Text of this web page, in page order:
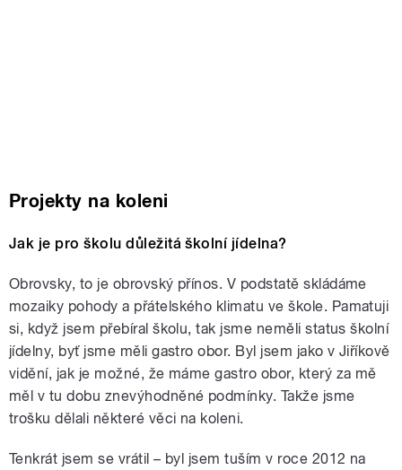
Projekty na koleni
Jak je pro školu důležitá školní jídelna?
Obrovsky, to je obrovský přínos. V podstatě skládáme
mozaiky pohody a přátelského klimatu ve škole. Pamatuji
si, když jsem přebíral školu, tak jsme neměli status školní
jídelny, byť jsme měli gastro obor. Byl jsem jako v Jiříkově
vidění, jak je možné, že máme gastro obor, který za mě
měl v tu dobu znevýhodněné podmínky. Takže jsme
trošku dělali některé věci na koleni.
Tenkrát jsem se vrátil – byl jsem tuším v roce 2012 na